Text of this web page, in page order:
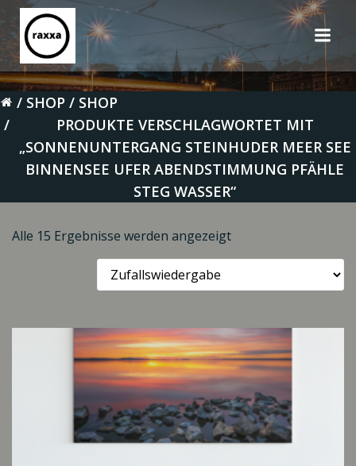
Inhalt
SHOP
SHOP
PRODUKTE VERSCHLAGWORTET MIT
„SONNENUNTERGANG STEINHUDER MEER SEE
BINNENSEE UFER ABENDSTIMMUNG PFÄHLE
STEG WASSER“
Alle 15 Ergebnisse werden angezeigt